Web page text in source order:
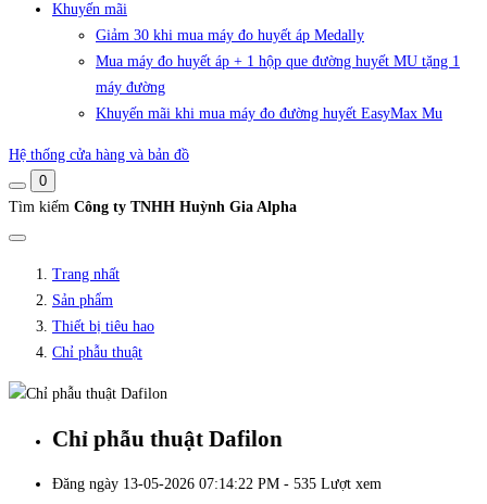
Khuyến mãi
Giảm 30 khi mua máy đo huyết áp Medally
Mua máy đo huyết áp + 1 hộp que đường huyết MU tặng 1
máy đường
Khuyến mãi khi mua máy đo đường huyết EasyMax Mu
Hệ thống cửa hàng và bản đồ
0
Tìm kiếm Công ty TNHH Huỳnh Gia Alpha
Trang nhất
Sản phẩm
Thiết bị tiêu hao
Chỉ phẫu thuật
Chỉ phẫu thuật Dafilon
Đăng ngày 13-05-2026 07:14:22 PM - 535 Lượt xem